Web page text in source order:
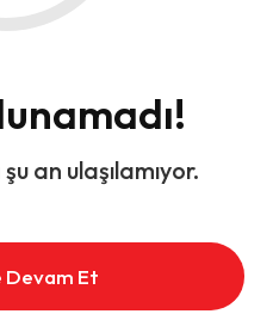
an ulaşılamıyor.
Devam Et